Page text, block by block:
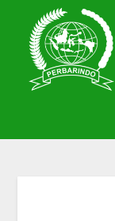
content